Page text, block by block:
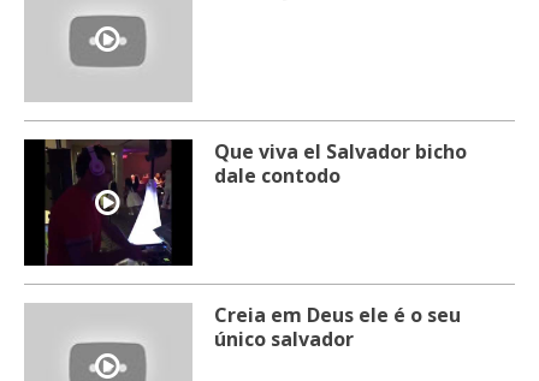
Que viva el Salvador bicho
dale contodo
Creia em Deus ele é o seu
único salvador